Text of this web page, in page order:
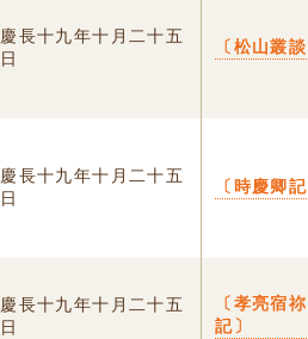
慶長十九年十月二十五
日
〔松山叢
慶長十九年十月二十五
日
〔時慶卿
慶長十九年十月二十五
日
〔孝亮宿
記〕